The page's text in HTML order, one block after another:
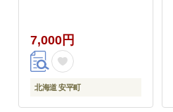
7,000円
北海道 安平町